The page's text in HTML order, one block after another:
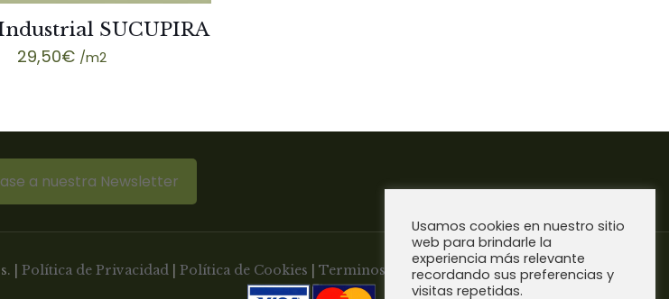
SUCUPIRA
29,50€ /m2
a nuestra Newsletter
| Política de Privacidad Política de Cookies Terminos y Condiciones de
Usamos cookies en nuestro sitio
web para brindarle la
experiencia más relevante
recordando sus preferencias y
visitas repetidas.